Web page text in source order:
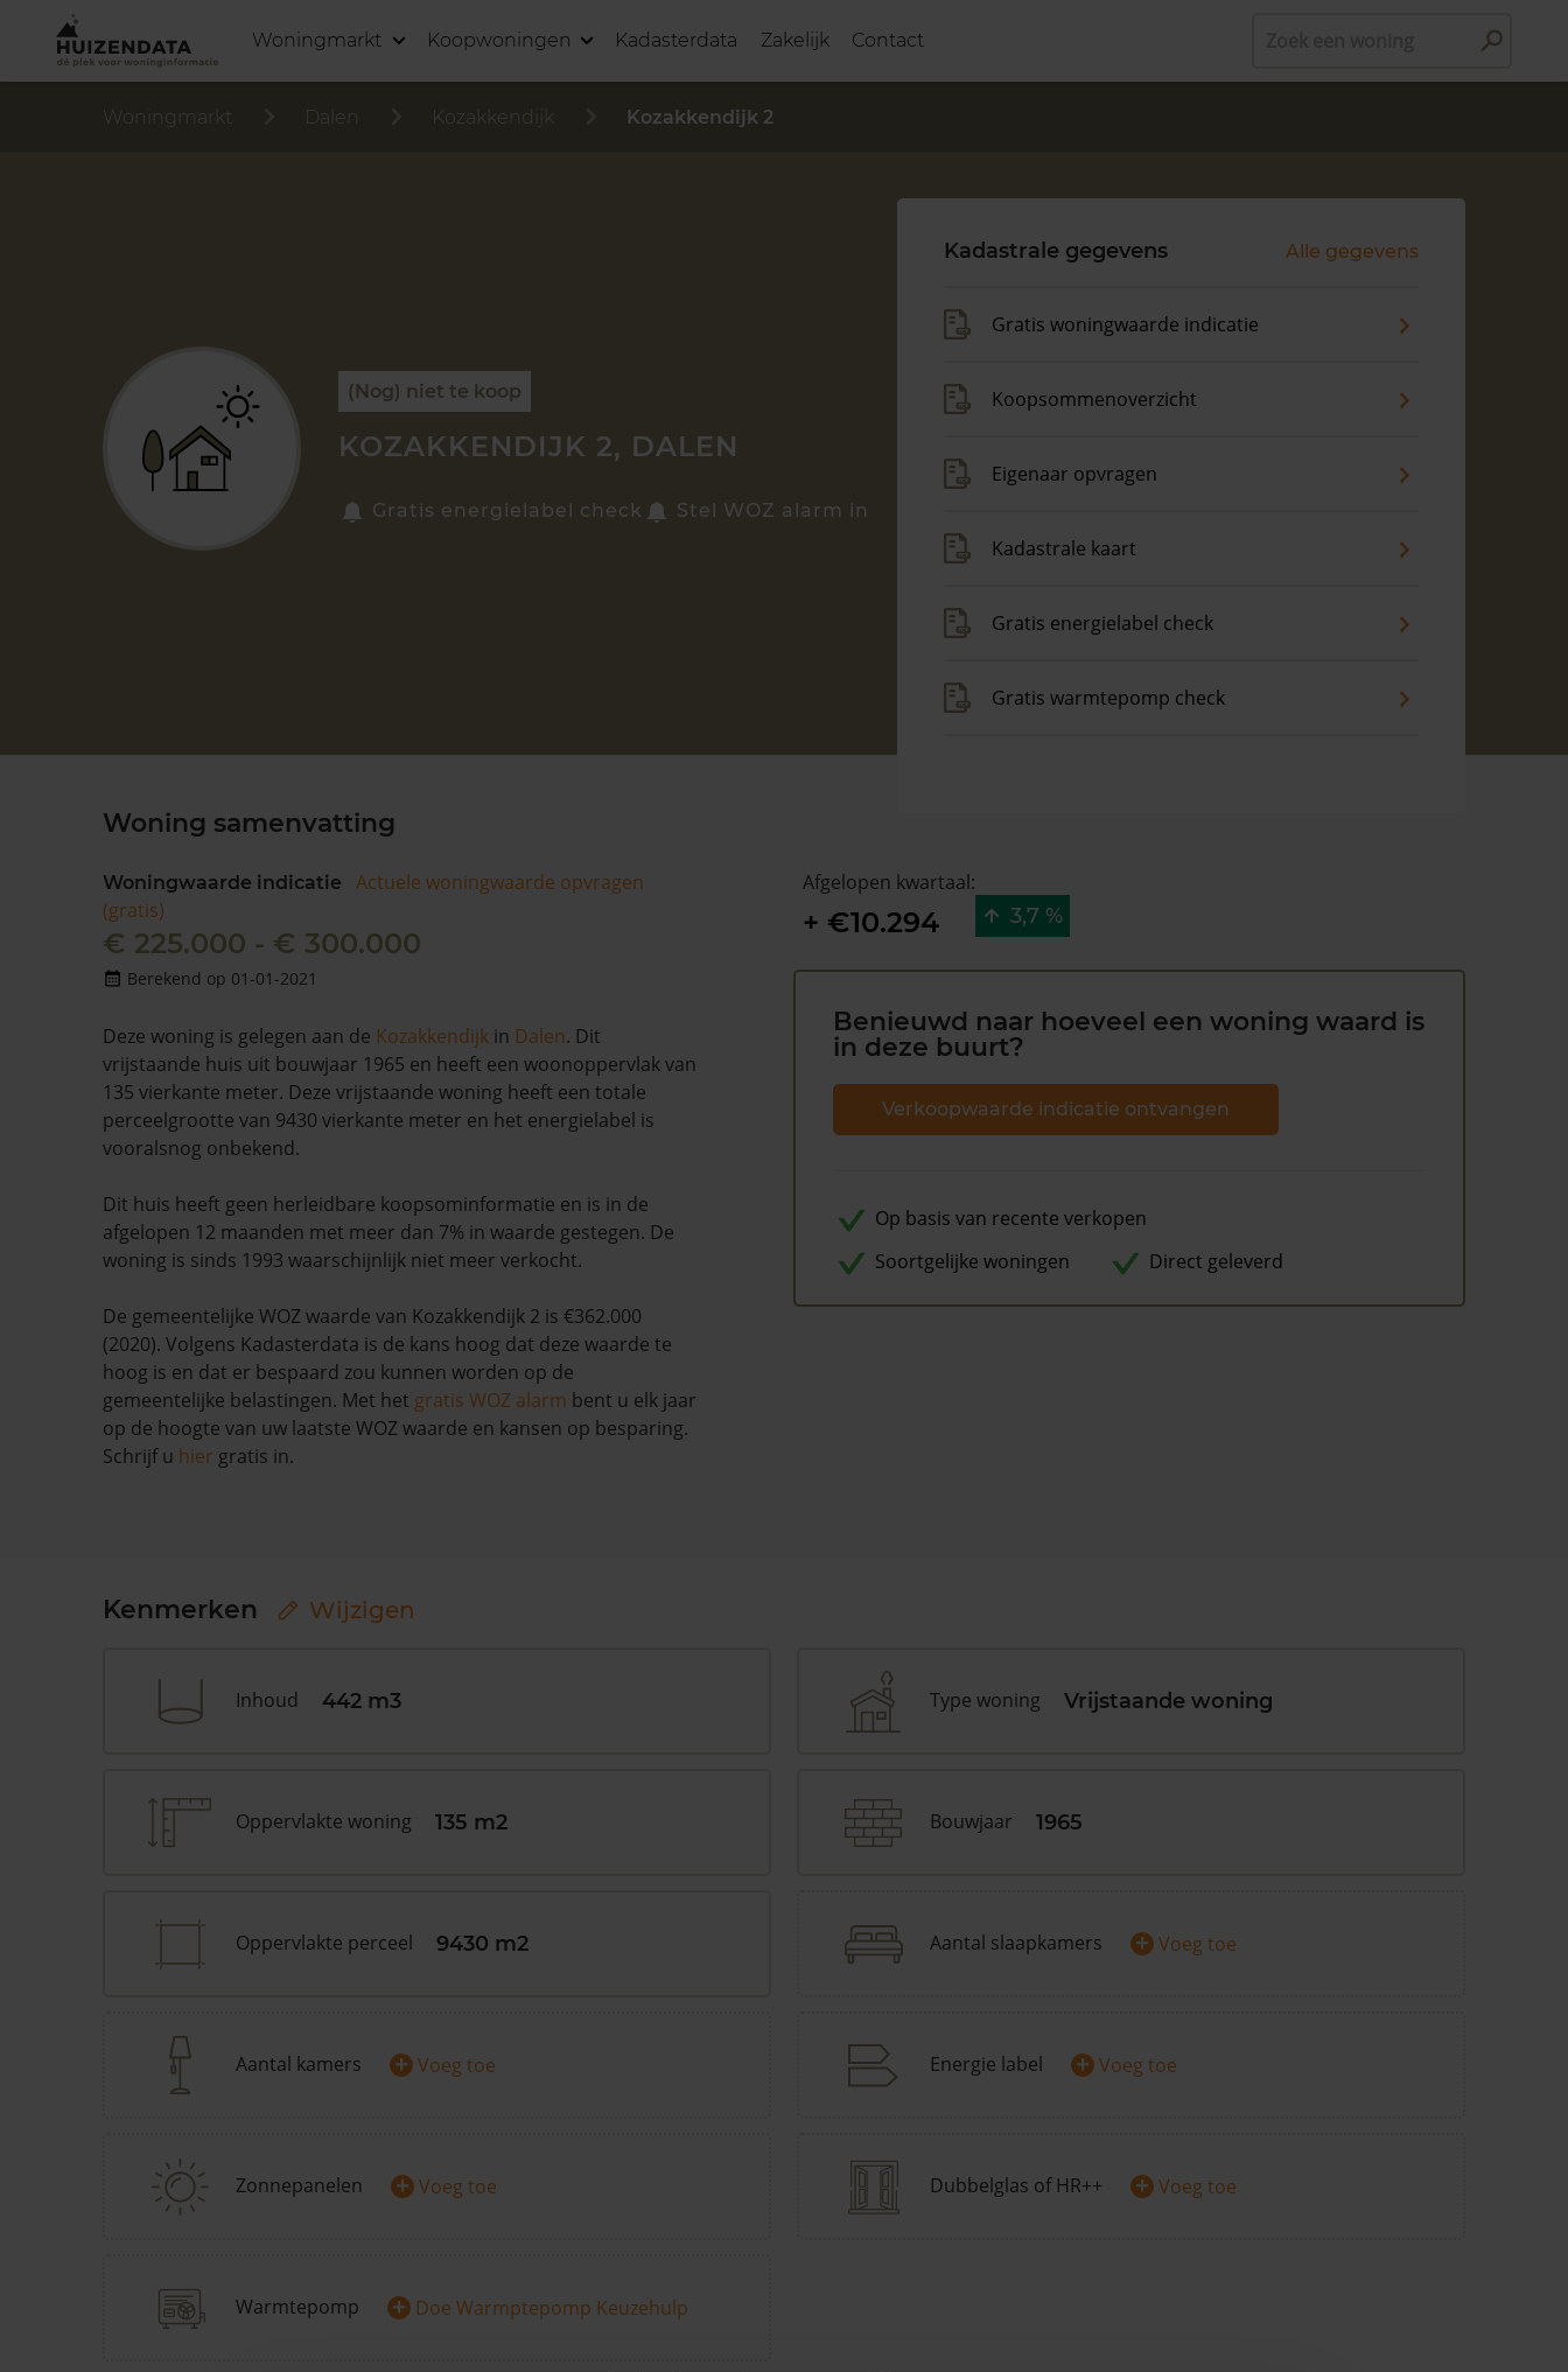
Woningmarkt Koopwoningen Kadasterdata Zakelijk Contact
Woningmarkt Dalen Kozakkendijk Kozakkendijk 2
(Nog) niet te koop
KOZAKKENDIJK 2, DALEN
Gratis energielabel check Stel WOZ alarm in
Kadastrale gegevens Alle gegevens
Gratis woningwaarde indicatie
Koopsommenoverzicht
Eigenaar opvragen
Kadastrale kaart
Gratis energielabel check
Gratis warmtepomp check
Woning samenvatting
Woningwaarde indicatie
Actuele woningwaarde opvragen
(gratis)
€ 225.000 - € 300.000
Berekend op 01-01-2021
Deze woning is gelegen aan de Kozakkendijk in Dalen. Dit
vrijstaande huis uit bouwjaar 1965 en heeft een woonoppervlak van
135 vierkante meter. Deze vrijstaande woning heeft een totale
perceelgrootte van 9430 vierkante meter en het energielabel is
vooralsnog onbekend.
Dit huis heeft geen herleidbare koopsominformatie en is in de
afgelopen 12 maanden met meer dan 7% in waarde gestegen. De
woning is sinds 1993 waarschijnlijk niet meer verkocht.
De gemeentelijke WOZ waarde van Kozakkendijk 2 is €362.000
(2020). Volgens Kadasterdata is de kans hoog dat deze waarde te
hoog is en dat er bespaard zou kunnen worden op de
gemeentelijke belastingen. Met het gratis WOZ alarm bent u elk jaar
op de hoogte van uw laatste WOZ waarde en kansen op besparing.
Schrijf u hier gratis in.
Afgelopen kwartaal:
+ €10.294 3,7 %
Benieuwd naar hoeveel een woning waard is
in deze buurt?
Verkoopwaarde indicatie ontvangen
Op basis van recente verkopen
Soortgelijke woningen
Direct geleverd
Kenmerken Wijzigen
Inhoud 442 m3 Type woning Vrijstaande woning
Oppervlakte woning 135 m2 Bouwjaar 1965
Oppervlakte perceel 9430 m2 Aantal slaapkamers + Voeg toe
Aantal kamers + Voeg toe Energie label + Voeg toe
Zonnepanelen + Voeg toe Dubbelglas of HR++ + Voeg toe
Warmtepomp + Doe Warmptepomp Keuzehulp